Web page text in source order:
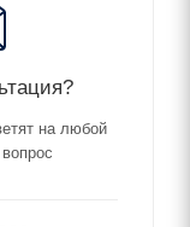
на любой